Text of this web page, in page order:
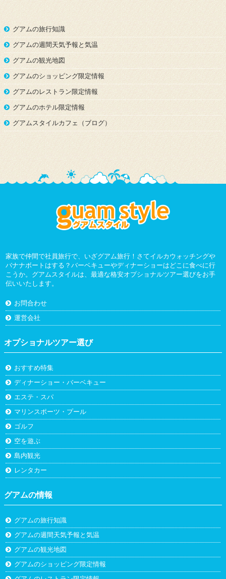
グアムの旅行知識
グアムの週間天気予報と気温
グアムの観光地図
グアムのショッピング限定情報
グアムのレストラン限定情報
グアムのホテル限定情報
グアムスタイルカフェ（ブログ）
家族で仲間で社員旅行で、いざグアム旅行！さてイルカウォッチングや
バナナボートはする？バーベキューやディナーショーはどこに食べに行
こうか。グアムスタイルは、最適な格安オプショナルツアー選びをお手
伝いいたします。
お問合わせ
運営会社
オプショナルツアー選び
おすすめ特集
ディナーショー・バーベキュー
エステ・スパ
マリンスポーツ・プール
ゴルフ
空を遊ぶ
島内観光
レンタカー
グアムの情報
グアムの旅行知識
グアムの週間天気予報と気温
グアムの観光地図
グアムのショッピング限定情報